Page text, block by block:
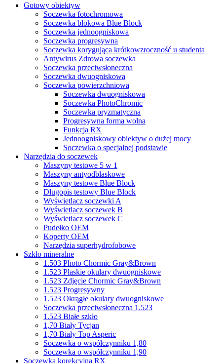
Gotowy obiektyw
Soczewka fotochromowa
Soczewka blokowa Blue Block
Soczewka jednoogniskowa
Soczewka progresywna
Soczewka korygująca krótkowzroczność u studenta
Antywirus Zdrowa soczewka
Soczewka przeciwsłoneczna
Soczewka dwuogniskowa
Soczewka powierzchniowa
Soczewka dwuogniskowa
Soczewka PhotoChromic
Soczewka pryzmatyczna
Progresywna forma wolna
Funkcja RX
Jednoogniskowy obiektyw o dużej mocy
Soczewka o specjalnej podstawie
Narzędzia do soczewek
Maszyny testowe 5 w 1
Maszyny antyodblaskowe
Maszyny testowe Blue Block
Długopis testowy Blue Block
Wyświetlacz soczewki A
Wyświetlacz soczewek B
Wyświetlacz soczewek C
Pudełko OEM
Koperty OEM
Narzędzia superhydrofobowe
Szkło mineralne
1.503 Photo Chormic Gray&Brown
1.523 Płaskie okulary dwuogniskowe
1.523 Zdjęcie Chormic Gray&Brown
1.523 Progresywny
1.523 Okrągłe okulary dwuogniskowe
Soczewka przeciwsłoneczna 1.523
1.523 Białe szkło
1,70 Biały Tycjan
1,70 Biały Top Asperic
Soczewka o współczynniku 1,80
Soczewka o współczynniku 1,90
Soczewka korekcyjna RX